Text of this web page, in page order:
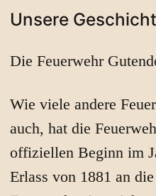
Unsere
Die Feuerwehr
Wie viele andere
auch, hat die
offiziellen Beginn im
Erlass von 1881 an